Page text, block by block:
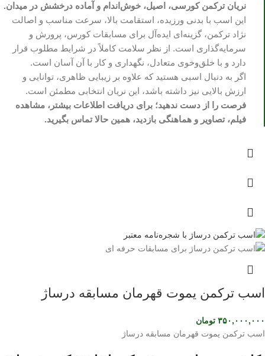
نریان ترکمن کورسی، اصیل، خوش‌اندام و آماده درخشش در میدان.
این اسب با بدنی ورزیده، استقامت بالا، سرعت مناسب و اصالت
نژاد ترکمن، گزینه‌ای ایده‌آل برای مسابقات کورس، پرورش و
سرمایه‌گذاری است. از نظر سلامت کاملاً در شرایط مطلوب قرار
دارد و با خلق‌وخوی متعادل، نگهداری و کار با آن آسان است.
اگر به دنبال اسبی هستید که علاوه بر زیبایی ظاهری، توانایی و
ارزش بالایی نیز داشته باشد، این نریان انتخابی مطمئن است.
فرصت را از دست ندهید؛ برای دریافت اطلاعات بیشتر، مشاهده
فیلم، تصاویر و هماهنگی بازدید، همین حالا تماس بگیرید.
اسب ترکمن یموت قهرمان مسابقه درساژ
۳۵۰,۰۰۰,۰۰۰ تومان
اسب ترکمن یموت قهرمان مسابقه درساژ